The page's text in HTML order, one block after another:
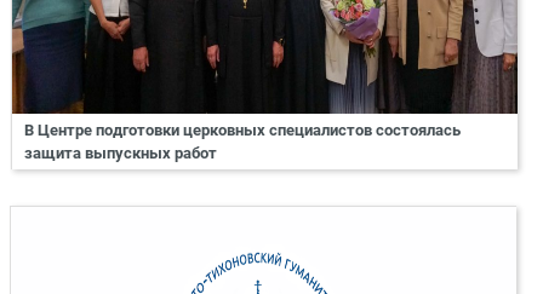
В Центре подготовки церковных специалистов состоялась
защита выпускных работ